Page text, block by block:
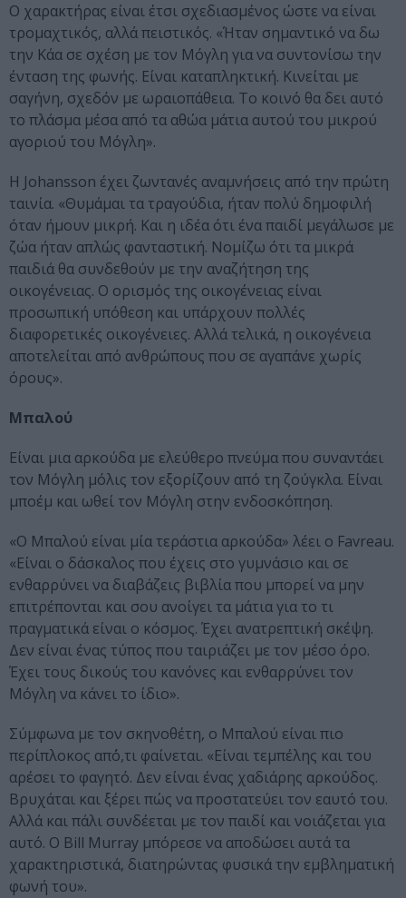
Ο χαρακτήρας είναι έτσι σχεδιασμένος ώστε να είναι
τρομαχτικός, αλλά πειστικός. «Ήταν σημαντικό να δω
την Κάα σε σχέση με τον Μόγλη για να συντονίσω την
ένταση της φωνής. Είναι καταπληκτική. Κινείται με
σαγήνη, σχεδόν με ωραιοπάθεια. Το κοινό θα δει αυτό
το πλάσμα μέσα από τα αθώα μάτια αυτού του μικρού
αγοριού του Μόγλη».
Η Johansson έχει ζωντανές αναμνήσεις από την πρώτη
ταινία. «Θυμάμαι τα τραγούδια, ήταν πολύ δημοφιλή
όταν ήμουν μικρή. Και η ιδέα ότι ένα παιδί μεγάλωσε με
ζώα ήταν απλώς φανταστική. Νομίζω ότι τα μικρά
παιδιά θα συνδεθούν με την αναζήτηση της
οικογένειας. Ο ορισμός της οικογένειας είναι
προσωπική υπόθεση και υπάρχουν πολλές
διαφορετικές οικογένειες. Αλλά τελικά, η οικογένεια
αποτελείται από ανθρώπους που σε αγαπάνε χωρίς
όρους».
Μπαλού
Είναι μια αρκούδα με ελεύθερο πνεύμα που συναντάει
τον Μόγλη μόλις τον εξορίζουν από τη ζούγκλα. Είναι
μποέμ και ωθεί τον Μόγλη στην ενδοσκόπηση.
«Ο Μπαλού είναι μία τεράστια αρκούδα» λέει ο Favreau.
«Είναι ο δάσκαλος που έχεις στο γυμνάσιο και σε
ενθαρρύνει να διαβάζεις βιβλία που μπορεί να μην
επιτρέπονται και σου ανοίγει τα μάτια για το τι
πραγματικά είναι ο κόσμος. Έχει ανατρεπτική σκέψη.
Δεν είναι ένας τύπος που ταιριάζει με τον μέσο όρο.
Έχει τους δικούς του κανόνες και ενθαρρύνει τον
Μόγλη να κάνει το ίδιο».
Σύμφωνα με τον σκηνοθέτη, ο Μπαλού είναι πιο
περίπλοκος απ΄ό,τι φαίνεται. «Είναι τεμπέλης και του
αρέσει το φαγητό. Δεν είναι ένας χαδιάρης αρκούδος.
Βρυχάται και ξέρει πώς να προστατεύει τον εαυτό του.
Αλλά και πάλι συνδέεται με τον παιδί και νοιάζεται για
αυτό. Ο Bill Murray μπόρεσε να αποδώσει αυτά τα
χαρακτηριστικά, διατηρώντας φυσικά την εμβληματική
φωνή του».